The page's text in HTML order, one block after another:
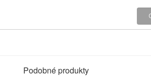
Podobné produkty